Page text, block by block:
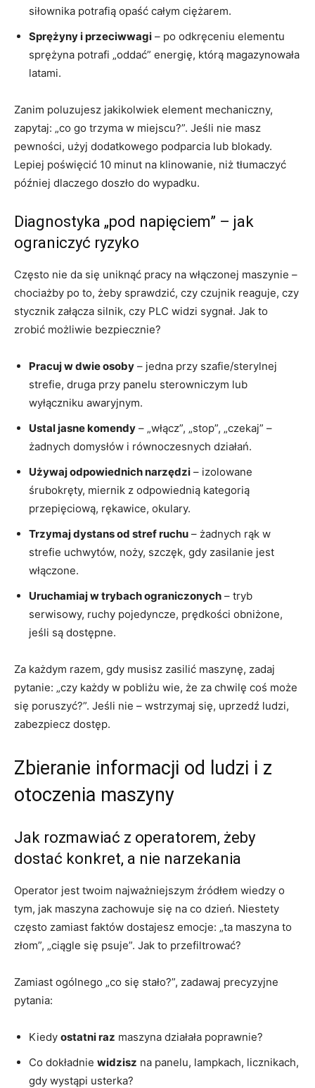
siłownika potrafią opaść całym ciężarem.
Sprężyny i przeciwwagi – po odkręceniu elementu
sprężyna potrafi „oddać” energię, którą magazynowała
latami.
Zanim poluzujesz jakikolwiek element mechaniczny,
zapytaj: „co go trzyma w miejscu?”. Jeśli nie masz
pewności, użyj dodatkowego podparcia lub blokady.
Lepiej poświęcić 10 minut na klinowanie, niż tłumaczyć
później dlaczego doszło do wypadku.
Diagnostyka „pod napięciem” – jak
ograniczyć ryzyko
Często nie da się uniknąć pracy na włączonej maszynie –
chociażby po to, żeby sprawdzić, czy czujnik reaguje, czy
stycznik załącza silnik, czy PLC widzi sygnał. Jak to
zrobić możliwie bezpiecznie?
Pracuj w dwie osoby – jedna przy szafie/sterylnej
strefie, druga przy panelu sterowniczym lub
wyłączniku awaryjnym.
Ustal jasne komendy – „włącz”, „stop”, „czekaj” –
żadnych domysłów i równoczesnych działań.
Używaj odpowiednich narzędzi – izolowane
śrubokręty, miernik z odpowiednią kategorią
przepięciową, rękawice, okulary.
Trzymaj dystans od stref ruchu – żadnych rąk w
strefie uchwytów, noży, szczęk, gdy zasilanie jest
włączone.
Uruchamiaj w trybach ograniczonych – tryb
serwisowy, ruchy pojedyncze, prędkości obniżone,
jeśli są dostępne.
Za każdym razem, gdy musisz zasilić maszynę, zadaj
pytanie: „czy każdy w pobliżu wie, że za chwilę coś może
się poruszyć?”. Jeśli nie – wstrzymaj się, uprzedź ludzi,
zabezpiecz dostęp.
Zbieranie informacji od ludzi i z
otoczenia maszyny
Jak rozmawiać z operatorem, żeby
dostać konkret, a nie narzekania
Operator jest twoim najważniejszym źródłem wiedzy o
tym, jak maszyna zachowuje się na co dzień. Niestety
często zamiast faktów dostajesz emocje: „ta maszyna to
złom”, „ciągle się psuje”. Jak to przefiltrować?
Zamiast ogólnego „co się stało?”, zadawaj precyzyjne
pytania:
Kiedy ostatni raz maszyna działała poprawnie?
Co dokładnie widzisz na panelu, lampkach, licznikach,
gdy wystąpi usterka?